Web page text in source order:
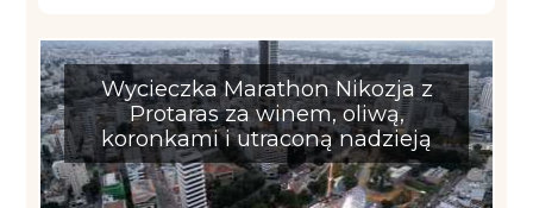
Wycieczka Marathon Nikozja z
Protaras za winem, oliwą,
koronkami i utraconą nadzieją